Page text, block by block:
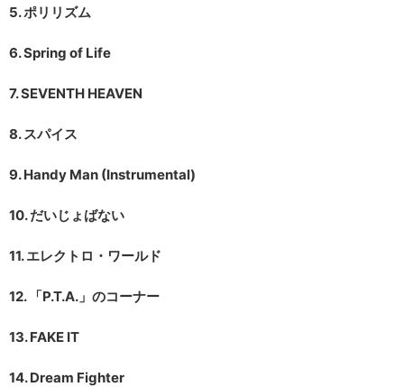
5. ポリリズム
6. Spring of Life
7. SEVENTH HEAVEN
8. スパイス
9. Handy Man (Instrumental)
10. だいじょばない
11. エレクトロ・ワールド
12. 「P.T.A.」のコーナー
13. FAKE IT
14. Dream Fighter